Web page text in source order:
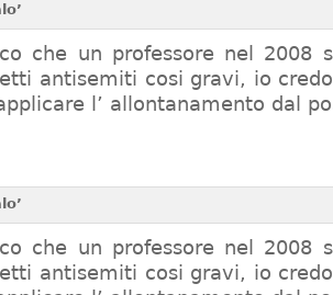
che un professore nel 2008
antisemiti cosi gravi, io
l’ allontanamento dal
che un professore nel 2008
antisemiti cosi gravi, io